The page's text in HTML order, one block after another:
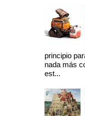
principio
nada más
est...